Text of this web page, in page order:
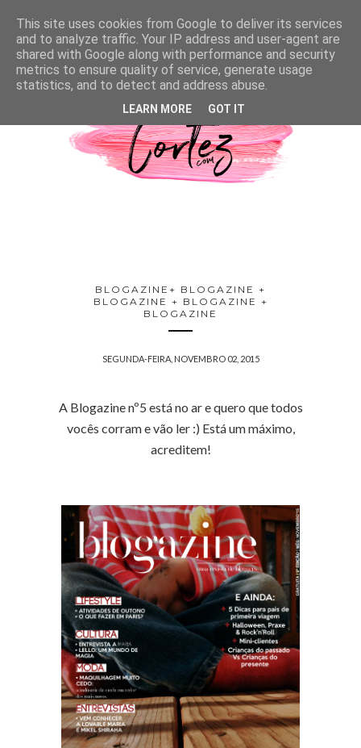
BLOGAZINE+ BLOGAZINE +
BLOGAZINE + BLOGAZINE +
BLOGAZINE
SEGUNDA-FEIRA, NOVEMBRO 02, 2015
A Blogazine nº5 está no ar e quero que todos
vocês corram e vão ler :) Está um máximo,
acreditem!
This site uses cookies from Google to deliver its services
and to analyze traffic. Your IP address and user-agent are
shared with Google along with performance and security
metrics to ensure quality of service, generate usage
statistics, and to detect and address abuse.
LEARN MORE GOT IT